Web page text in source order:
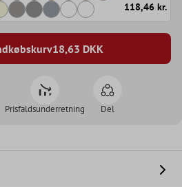
118,46 kr.
18,63 DKK
Prisfaldsunderretning Del